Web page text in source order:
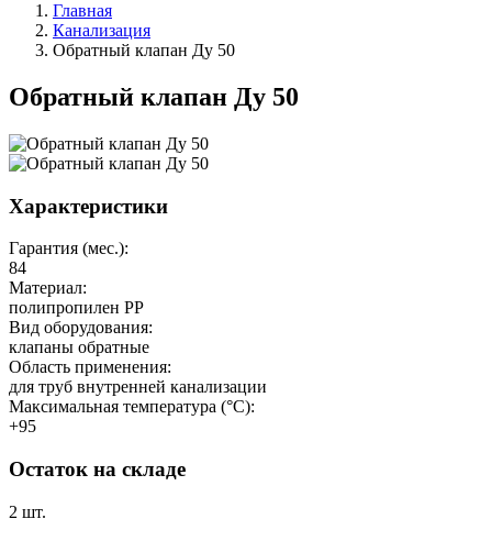
Главная
Канализация
Обратный клапан Ду 50
Обратный клапан Ду 50
Характеристики
Гарантия (мес.):
84
Материал:
полипропилен PP
Вид оборудования:
клапаны обратные
Область применения:
для труб внутренней канализации
Максимальная температура (°C):
+95
Остаток на складе
2 шт.